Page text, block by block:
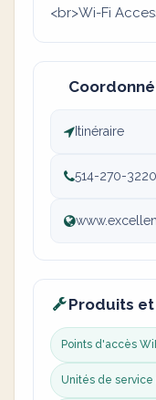
<br>Wi-Fi
Itinéraire
514-270-3220
Produits
Points d'accès
Unités de service